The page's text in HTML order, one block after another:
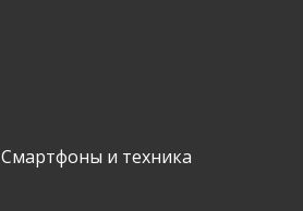
Смартфоны и техника